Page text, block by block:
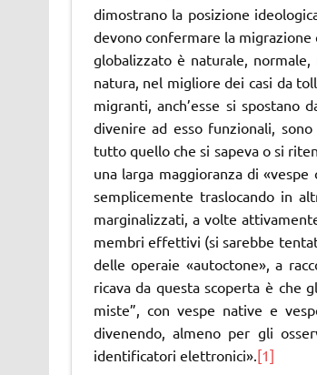
dimostrano la posizione
devono confermare la
globalizzato è naturale,
natura, nel migliore dei casi da
migranti, anch’esse si
divenire ad esso funzionali, sono
tutto quello che si sapeva o si
una larga maggioranza di
semplicemente traslocando in
marginalizzati, a volte
membri effettivi (si sarebbe
delle operaie «autoctone», a
ricava da questa scoperta è che
miste”, con vespe native e
divenendo, almeno per gli
identificatori elettronici». [1]